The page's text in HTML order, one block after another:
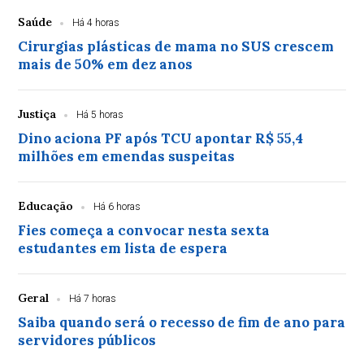
Saúde Há 4 horas
Cirurgias plásticas de mama no SUS crescem
mais de 50% em dez anos
Justiça Há 5 horas
Dino aciona PF após TCU apontar R$ 55,4
milhões em emendas suspeitas
Educação Há 6 horas
Fies começa a convocar nesta sexta
estudantes em lista de espera
Geral Há 7 horas
Saiba quando será o recesso de fim de ano para
servidores públicos